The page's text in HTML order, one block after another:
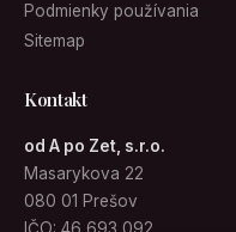
Podmienky používania
Sitemap
Kontakt
od A po Zet, s.r.o.
Masarykova 22
080 01 Prešov